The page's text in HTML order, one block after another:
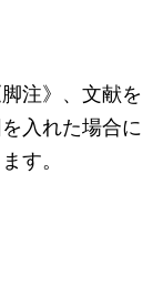
注》、文献を
入れた場合に
す。